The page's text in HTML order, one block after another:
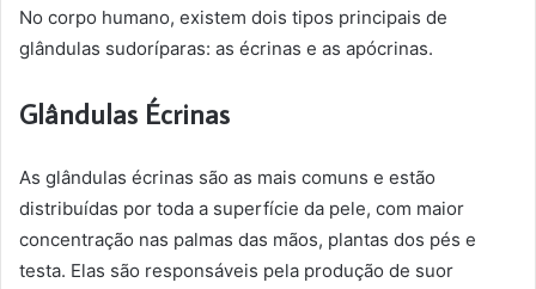
No corpo humano, existem dois tipos principais de
glândulas sudoríparas: as écrinas e as apócrinas.
Glândulas Écrinas
As glândulas écrinas são as mais comuns e estão
distribuídas por toda a superfície da pele, com maior
concentração nas palmas das mãos, plantas dos pés e
testa. Elas são responsáveis pela produção de suor